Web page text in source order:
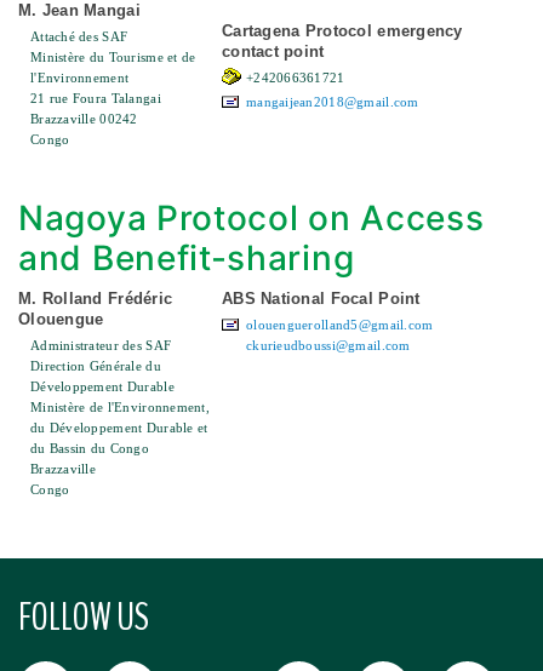
M. Jean Mangai
Attaché des SAF
Ministère du Tourisme et de
l'Environnement
21 rue Foura Talangai
Brazzaville 00242
Congo
Cartagena Protocol emergency
contact point
+242066361721
mangaijean2018@gmail.com
Nagoya Protocol on Access
and Benefit-sharing
M. Rolland Frédéric
Olouengue
Administrateur des SAF
Direction Générale du
Développement Durable
Ministère de l'Environnement,
du Développement Durable et
du Bassin du Congo
Brazzaville
Congo
ABS National Focal Point
olouenguerolland5@gmail.com
ckurieudboussi@gmail.com
FOLLOW US